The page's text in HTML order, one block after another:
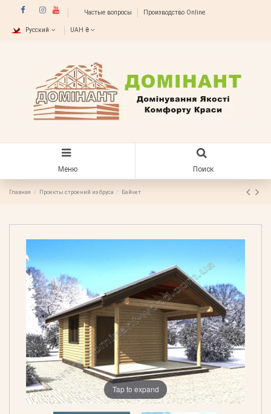
Частые вопросы Производство Online
Русский UAH ₴
Меню Поиск
Главная Проекты строений из бруса Байчет
Tap to expand